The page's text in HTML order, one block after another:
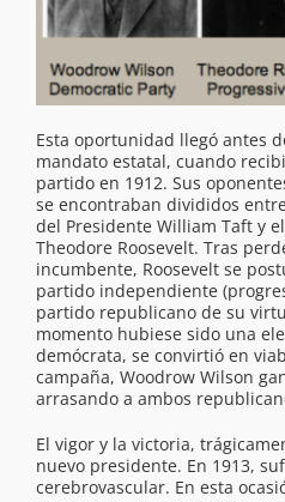
Esta oportunidad llegó antes
mandato estatal, cuando
partido en 1912. Sus
se encontraban divididos
del Presidente William Taft y
Theodore Roosevelt. Tras
incumbente, Roosevelt se
partido independiente
partido republicano de su
momento hubiese sido una
demócrata, se convirtió en
campaña, Woodrow Wilson
arrasando a ambos
El vigor y la victoria,
nuevo presidente. En 1913,
cerebrovascular. En esta